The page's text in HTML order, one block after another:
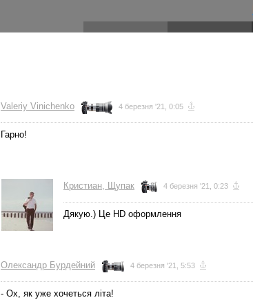
Valeriy Vinichenko 4 березня '21, 0:05
Гарно!
Кристиан, Щупак 4 березня '21, 0:23
Дякую.) Це HD оформлення
Олександр Бурдейний 4 березня '21, 5:53
- Ох, як уже хочеться літа!